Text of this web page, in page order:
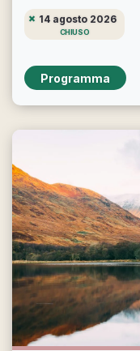
14 agosto 2026
CHIUSO
Programma